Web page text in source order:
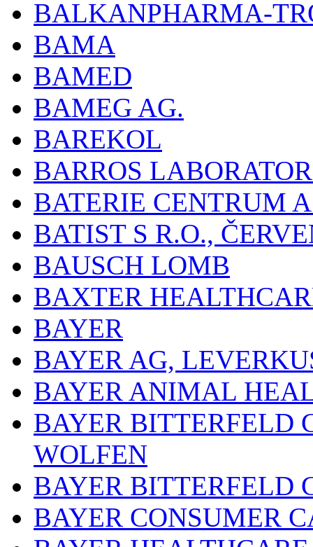
BALKANPHARMA-
BAMA
BAMED
BAMEG AG.
BAREKOL
BARROS
BATERIE CENTRUM
BATIST S R.O.,
BAUSCH LOMB
BAXTER
BAYER
BAYER AG,
BAYER ANIMAL
BAYER BITTERFELD
WOLFEN
BAYER BITTERFELD
BAYER CONSUMER